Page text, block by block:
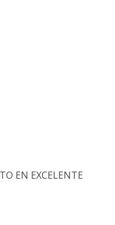
EN EXCELENTE